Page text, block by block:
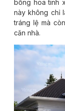
bông hoa tinh
này không chỉ
tráng lệ mà
căn nhà.